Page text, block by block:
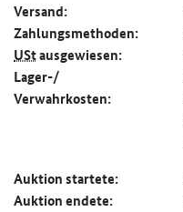
Versand:
Zahlungs­methoden:
UStausgewiesen:
Lager-/
Verwahrkosten:
Auktion startete:
Auktion endete: